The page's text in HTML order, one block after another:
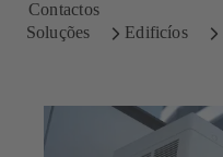
Contactos
Soluções
Edificíos